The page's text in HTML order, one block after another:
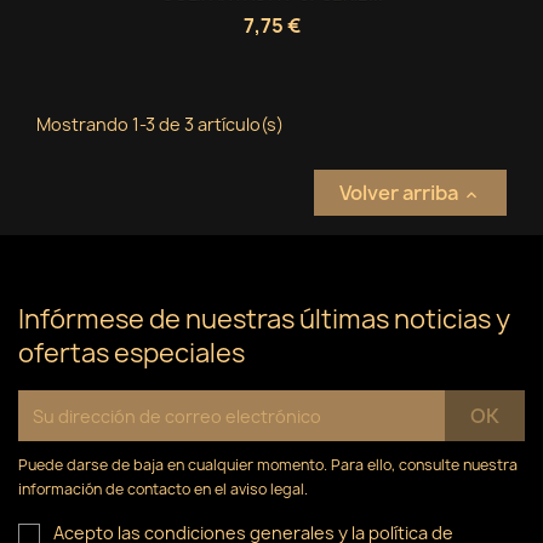
7,75 €
Mostrando 1-3 de 3 artículo(s)
Volver arriba 
Infórmese de nuestras últimas noticias y
ofertas especiales
Puede darse de baja en cualquier momento. Para ello, consulte nuestra
información de contacto en el aviso legal.
Acepto las condiciones generales y la política de